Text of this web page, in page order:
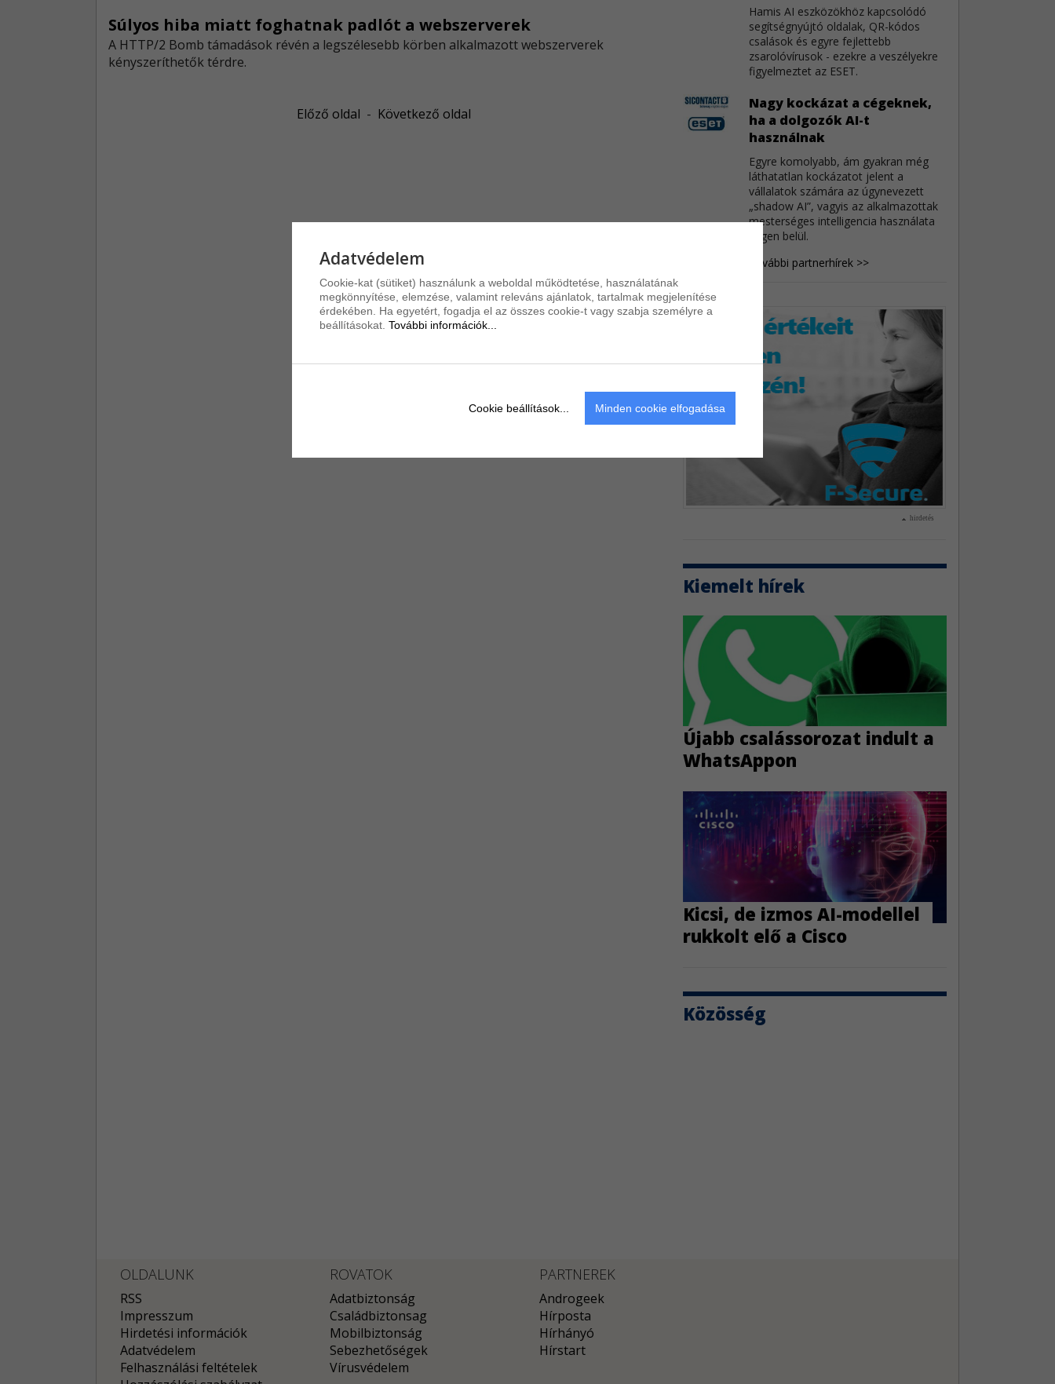
Súlyos hiba miatt foghatnak padlót a webszerverek
A HTTP/2 Bomb támadások révén a legszélesebb körben alkalmazott webszerverek
kényszeríthetők térdre.
Előző oldal - Következő oldal
A Go jelentős mennyiségű sebezhetőség miatt
kapott frissítést.
WeeChat sebezhetőségek
napvilágot.
AutoCAD sebezhetőségek
Az Autodesk AutoCAD szoftverek három
biztonsági javítást kaptak.
Hamis AI eszközökhöz kapcsolódó
segítségnyújtó oldalak, QR-kódos
csalások és egyre fejlettebb
zsarolóvírusok - ezekre a veszélyekre
figyelmeztet az ESET.
Nagy kockázat a cégeknek,
ha a dolgozók AI-t
használnak
Egyre komolyabb, ám gyakran még
láthatatlan kockázatot jelent a
vállalatok számára az úgynevezett
„shadow AI”, vagyis az alkalmazottak
mesterséges intelligencia használata
cégen belül.
További partnerhírek >>
hirdetés
Kiemelt hírek
Újabb csalássorozat indult a
WhatsAppon
Kicsi, de izmos AI-modellel
rukkolt elő a Cisco
Közösség
OLDALUNK
RSS
Impresszum
Hirdetési információk
Adatvédelem
Felhasználási feltételek
ROVATOK
Adatbiztonság
Családbiztonsag
Mobilbiztonság
Sebezhetőségek
Vírusvédelem
PARTNEREK
Androgeek
Hírposta
Hírhányó
Hírstart
Adatvédelem
Cookie-kat (sütiket) használunk a weboldal működtetése, használatának
megkönnyítése, elemzése, valamint releváns ajánlatok, tartalmak megjelenítése
érdekében. Ha egyetért, fogadja el az összes cookie-t vagy szabja személyre a
beállításokat. További információk...
Cookie beállítások... Minden cookie elfogadása